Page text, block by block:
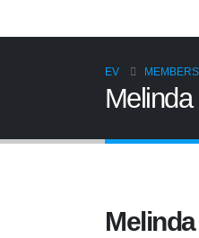
EV MEMBERS